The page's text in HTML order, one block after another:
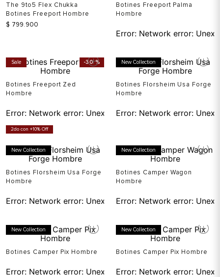
The 9to5 Flex Chukka
Botines Freeport Hombre
$ 799.900
Botines Freeport Palma
Hombre
Error: Network error:
Sale -30 %
Botines Freeport Zed
Hombre
Error: Network error: Unexpected token T in JSON at
2do con +10% Off
New Collection
Botines Florsheim Usa Forge
Hombre
Error: Network error:
New Collection
Botines Florsheim Usa Forge
Hombre
Error: Network error: Unexpected token T in JSON at
New Collection
Botines Camper Wagon
Hombre
Error: Network error:
New Collection
Botines Camper Pix Hombre
Error: Network error: Unexpected token T in JSON at
New Collection
Botines Camper Pix Hombre
Error: Network error: